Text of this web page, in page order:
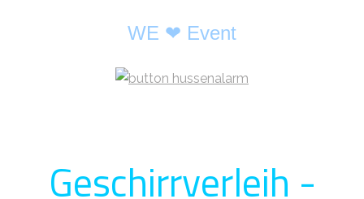
WE ❤ Event
Geschirrverleih -